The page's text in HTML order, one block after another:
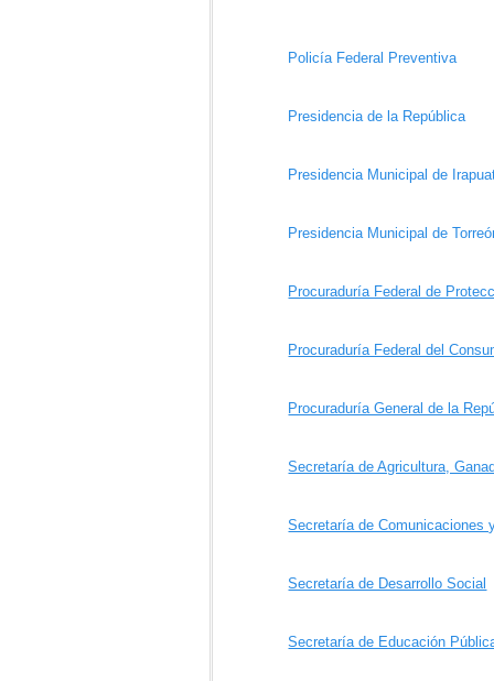
Policía Federal Preventiva
Presidencia de la República
Presidencia Municipal de
Presidencia Municipal de
Procuraduría Federal de
Procuraduría Federal del
Procuraduría General de la
Secretaría de Agricultura,
Secretaría de Comunicaciones
Secretaría de Desarrollo Social
Secretaría de Educación